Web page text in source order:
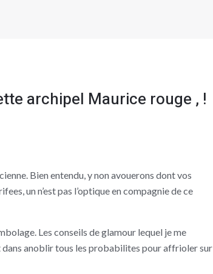
archipel Maurice rouge , !
Bien entendu, y non avouerons dont vos
un n’est pas l’optique en compagnie de ce
Les conseils de glamour lequel je me
dans anoblir tous les probabilites pour affrioler sur